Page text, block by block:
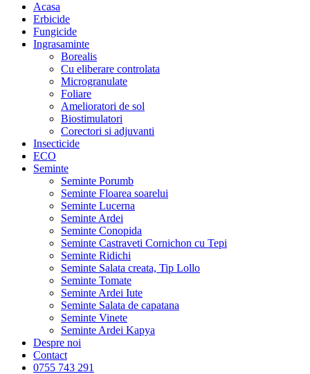
Acasa
Erbicide
Fungicide
Ingrasaminte
Borealis
Cu eliberare controlata
Microgranulate
Foliare
Amelioratori de sol
Biostimulatori
Corectori si adjuvanti
Insecticide
ECO
Seminte
Seminte Porumb
Seminte Floarea soarelui
Seminte Lucerna
Seminte Ardei
Seminte Conopida
Seminte Castraveti Cornichon cu Tepi
Seminte Ridichi
Seminte Salata creata, Tip Lollo
Seminte Tomate
Seminte Ardei Iute
Seminte Salata de capatana
Seminte Vinete
Seminte Ardei Kapya
Despre noi
Contact
0755 743 291